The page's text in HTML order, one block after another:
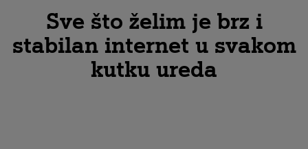
Sve što želim je brz i
stabilan internet u svakom
kutku ureda